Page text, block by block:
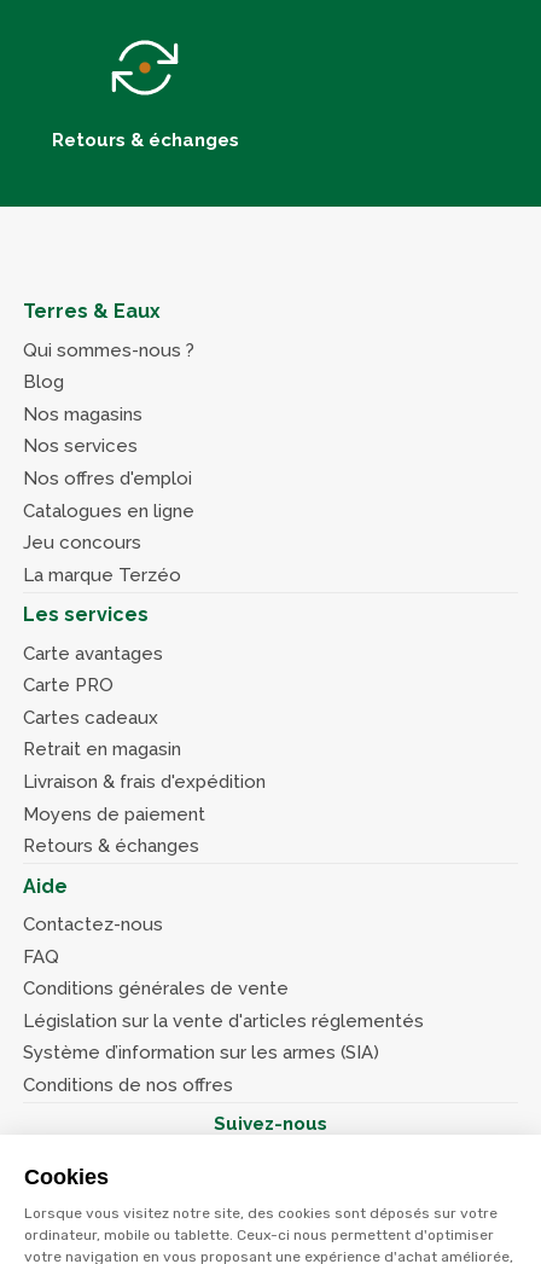
Cookies
Lorsque vous visitez notre site, des cookies sont déposés sur votre
ordinateur, mobile ou tablette. Ceux-ci nous permettent d'optimiser
votre navigation en vous proposant une expérience d'achat améliorée,
Retours & échanges
Terres & Eaux
Qui sommes-nous ?
Blog
Nos magasins
Nos services
Nos offres d'emploi
Catalogues en ligne
Jeu concours
La marque Terzéo
Les services
Carte avantages
Carte PRO
Cartes cadeaux
Retrait en magasin
Livraison & frais d'expédition
Moyens de paiement
Retours & échanges
Aide
Contactez-nous
FAQ
Conditions générales de vente
Législation sur la vente d'articles réglementés
Système d’information sur les armes (SIA)
Conditions de nos offres
Suivez-nous